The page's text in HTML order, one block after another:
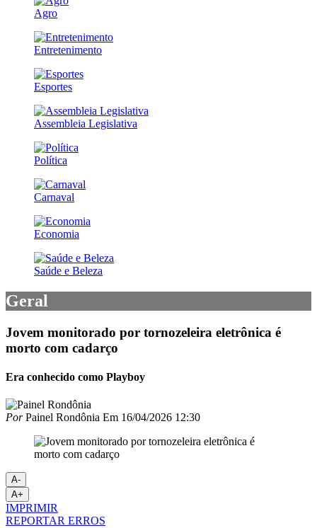
Agro
Entretenimento
Esportes
Assembleia Legislativa
Política
Carnaval
Economia
Saúde e Beleza
Geral
Jovem monitorado por tornozeleira eletrônica é
morto com cadarço
Era conhecido como Playboy
PorPainel Rondônia Em 16/04/2026 12:30
A-
A+
IMPRIMIR
REPORTAR ERROS